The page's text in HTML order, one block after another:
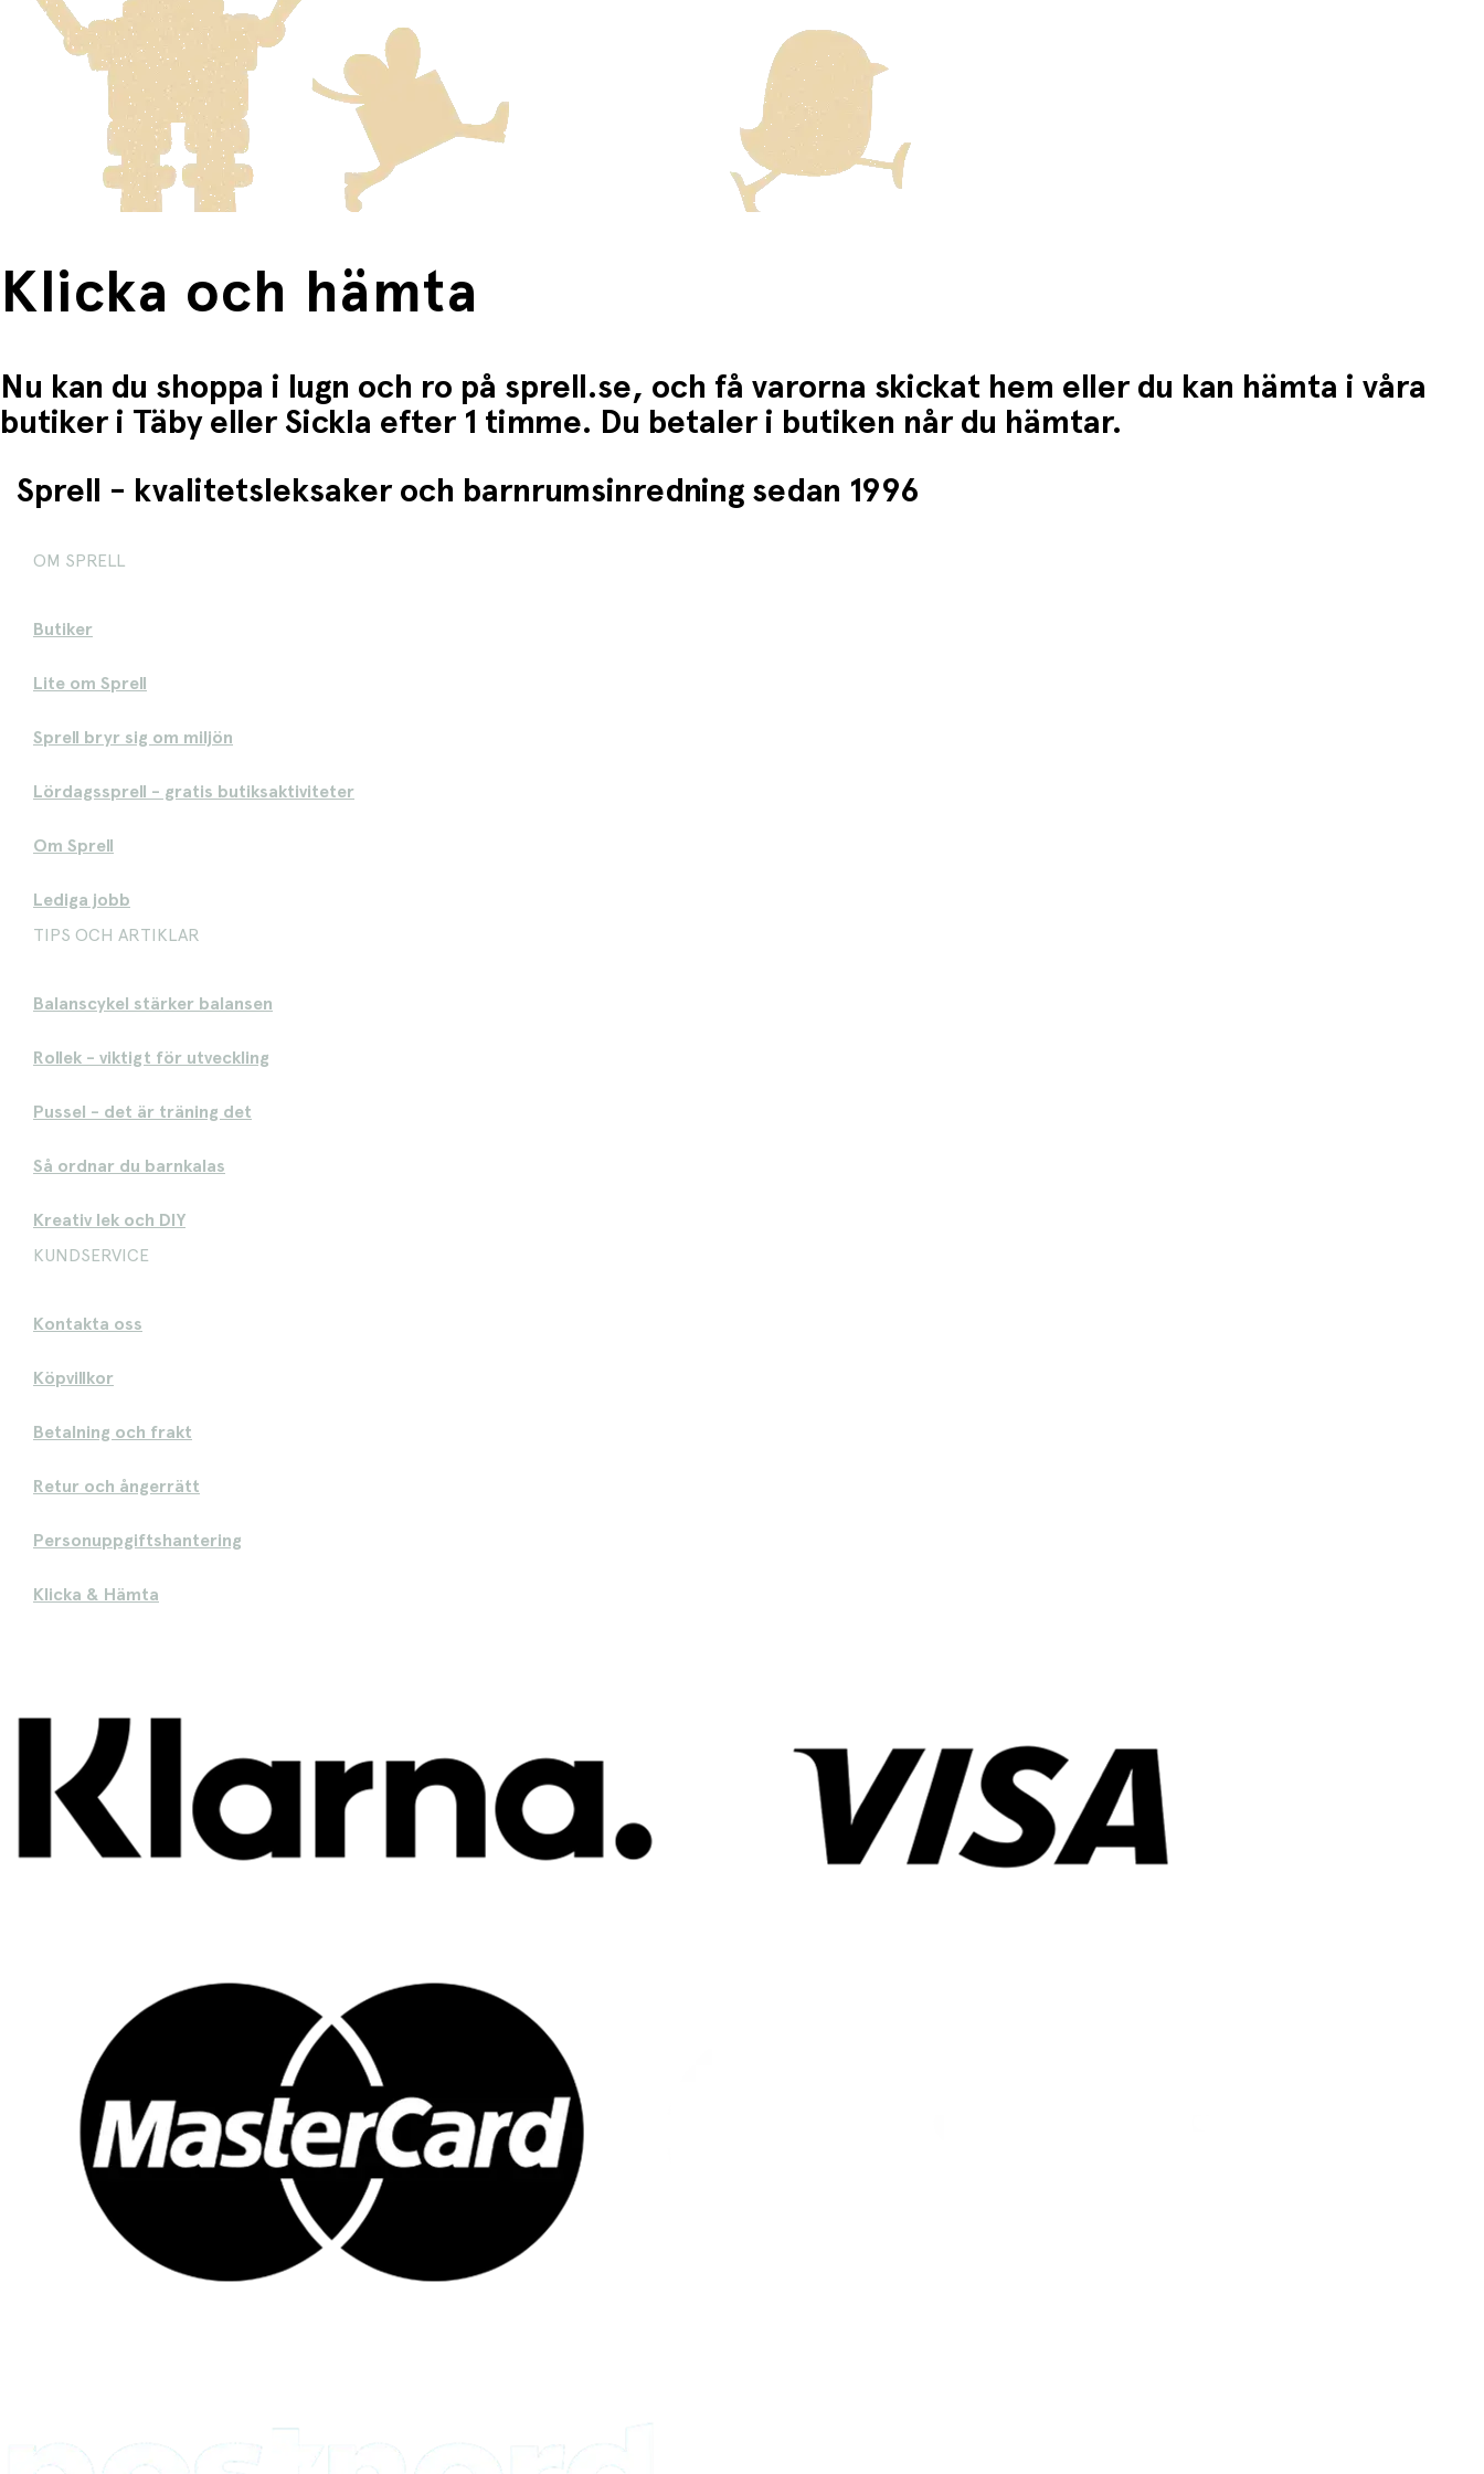
Fri frakt när du handlar för mer än 1500:-
Klicka och hämta
Nu kan du shoppa i lugn och ro på sprell.se, och få varorna skickat hem eller du kan hämta i våra
butiker i Täby eller Sickla efter 1 timme. Du betaler i butiken når du hämtar.
Sprell - kvalitetsleksaker och barnrumsinredning sedan 1996
OM SPRELL
Butiker
Lite om Sprell
Sprell bryr sig om miljön
Lördagssprell - gratis butiksaktiviteter
Om Sprell
Lediga jobb
TIPS OCH ARTIKLAR
Balanscykel stärker balansen
Rollek - viktigt för utveckling
Pussel - det är träning det
Så ordnar du barnkalas
Kreativ lek och DIY
KUNDSERVICE
Kontakta oss
Köpvillkor
Betalning och frakt
Retur och ångerrätt
Personuppgiftshantering
Klicka & Hämta